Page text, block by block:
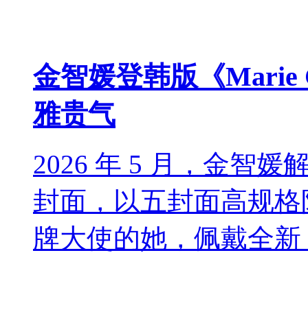
金智媛登韩版《Marie
雅贵气
2026 年 5 月，金智媛
封面，以五封面高规
牌大使的她，佩戴全新